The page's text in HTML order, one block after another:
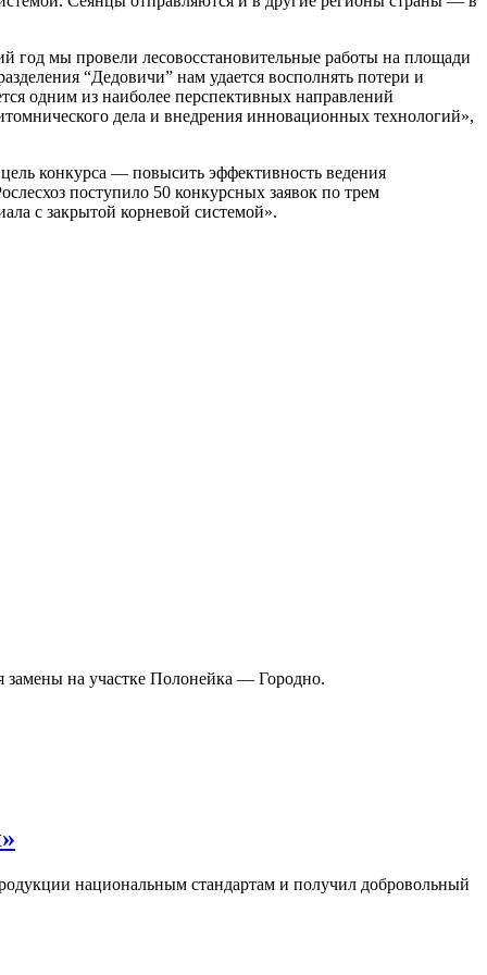
год мы провели лесовосстановительные работы на площади
“Дедовичи” нам удается восполнять потери и
одним из наиболее перспективных направлений
дела и внедрения инновационных технологий»,
конкурса — повысить эффективность ведения
поступило 50 конкурсных заявок по трем
с закрытой корневой системой».
замены на участке Полонейка — Городно.
национальным стандартам и получил добровольный